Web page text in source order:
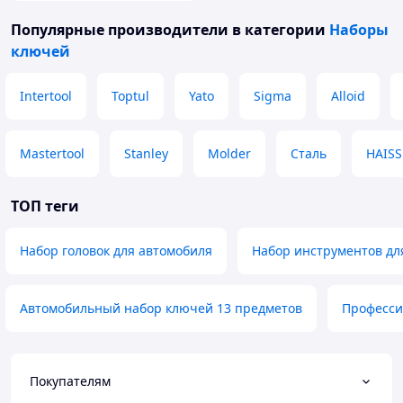
Популярные производители в категории Наборы
ключей
Intertool Toptul Yato Sigma Alloid
Mastertool Stanley Molder Сталь
ТОП теги
Набор головок для автомобиля Набор инструментов
Автомобильный набор ключей 13 предметов
Покупателям